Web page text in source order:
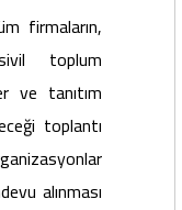
firmaların,
toplum
ve tanıtım
toplantı
alınması